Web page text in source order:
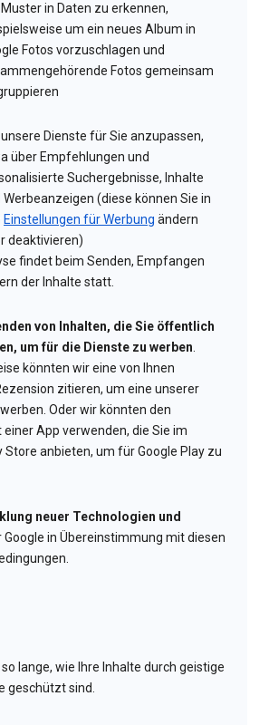
in Daten zu erkennen,
um ein neues Album in
Fotos vorzuschlagen und
Fotos gemeinsam
Dienste für Sie anzupassen,
über Empfehlungen und
Suchergebnisse, Inhalte
Werbeanzeigen (diese können Sie in
Einstellungen für Werbung ändern
deaktivieren)
findet beim Senden, Empfangen
der Inhalte statt.
von Inhalten, die Sie öffentlich
um für die Dienste zu werben.
könnten wir eine von Ihnen
zitieren, um eine unserer
Oder wir könnten den
App verwenden, die Sie im
Store anbieten, um für Google Play zu
neuer Technologien und
Google in Übereinstimmung mit diesen
lange, wie Ihre Inhalte durch geistige
geschützt sind.